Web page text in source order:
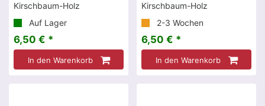
Kirschbaum-Holz
Auf Lager
6,50 € *
In den Warenkorb
Kirschbaum-Holz
2-3 Wochen
6,50 € *
In den Warenkorb